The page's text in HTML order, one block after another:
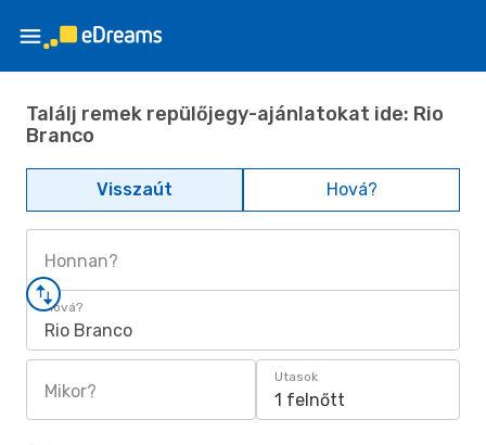
Találj remek repülőjegy-ajánlatokat ide: Rio
Branco
Visszaút Hová?
Honnan?
Hová?
Rio Branco
Mikor?
Utasok
1 felnőtt